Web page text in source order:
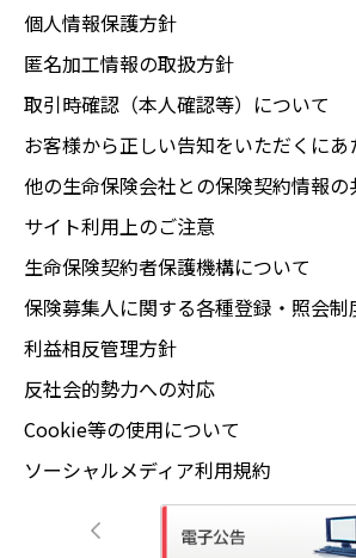
個人情報保護方針
匿名加工情報の取扱方針
取引時確認（本人確認等）について
お客様から正しい告知をいただくにあ
他の生命保険会社との保険契約情報の
サイト利用上のご注意
生命保険契約者保護機構について
保険募集人に関する各種登録・照会制
利益相反管理方針
反社会的勢力への対応
Cookie等の使用について
ソーシャルメディア利用規約